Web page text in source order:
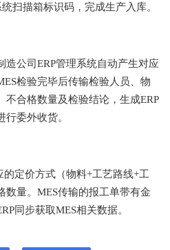
扫描箱标识码，完成生产入库。
造公司ERP管理系统自动产生对应
检验完毕后传输检验人员、物
不合格数量及检验结论，生成ERP
委外收货。
的定价方式（物料+工艺路线+工
数量。MES传输的报工单带有金
同步获取MES相关数据。